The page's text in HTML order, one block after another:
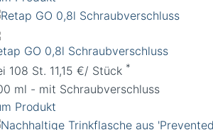
GO 0,8l Schraubverschluss
108 St. 11,15 €/ Stück *
ml - mit Schraubverschluss
Produkt